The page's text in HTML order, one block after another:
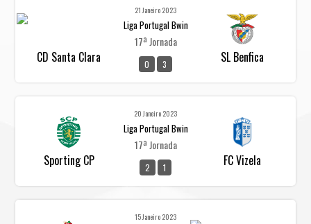
CD Santa Clara
21 Janeiro 2023
Liga Portugal Bwin
17ª Jornada
0 3 SL Benfica
Sporting CP
20 Janeiro 2023
Liga Portugal Bwin
17ª Jornada
2 1 FC Vizela
15 Janeiro 2023